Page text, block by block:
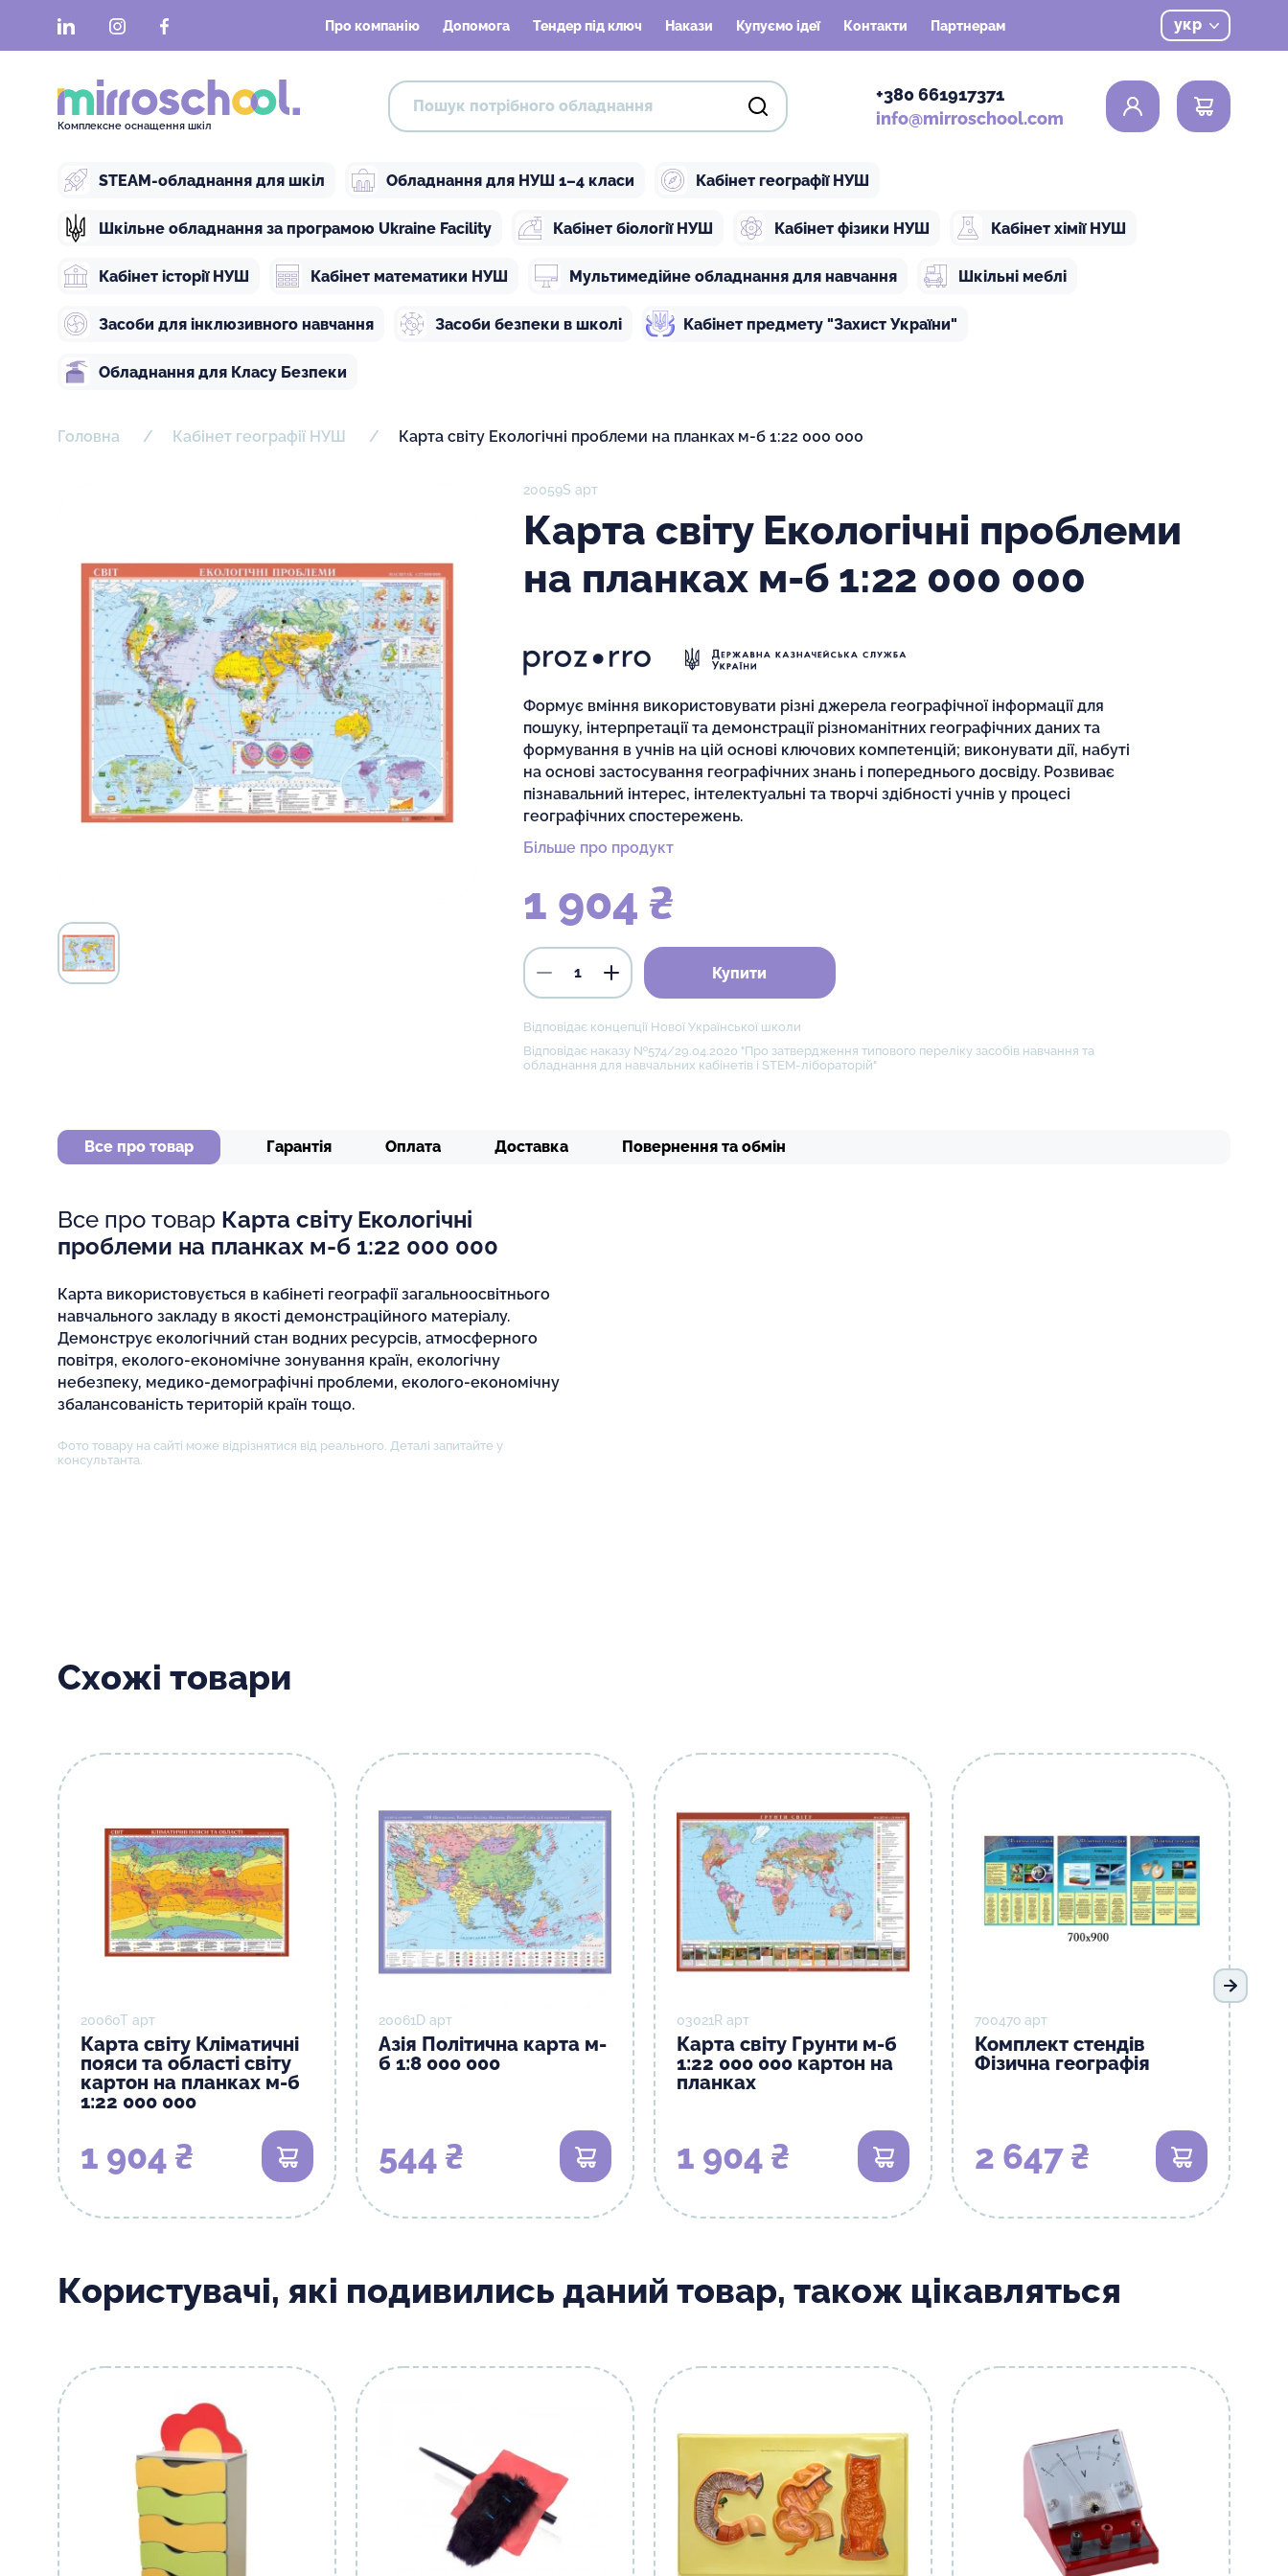
LinkedInInstagramFacebook Про компанію Допомога Тендер під ключ Накази Купуємо ідеї Контакти Партнерам укр
Комплексне оснащення шкіл
+380 661917371
info@mirroschool.com
0
STEAM-обладнання для шкіл Обладнання для НУШ 1–4 класи Кабінет географії НУШ
Шкільне обладнання за програмою Ukraine Facility Кабінет біології НУШ Кабінет фізики НУШ Кабінет хімії НУШ
Кабінет історії НУШ Кабінет математики НУШ Мультимедійне обладнання для навчання Шкільні меблі
Засоби для інклюзивного навчання Засоби безпеки в школі Кабінет предмету "Захист України"
Обладнання для Класу Безпеки
Головна Кабінет географії НУШ Карта світу Екологічні проблеми на планках м-б 1:22 000 000
20059S арт
Карта світу Екологічні проблеми
на планках м-б 1:22 000 000
Формує вміння використовувати різні джерела географічної інформації для
пошуку, інтерпретації та демонстрації різноманітних географічних даних та
формування в учнів на цій основі ключових компетенцій; виконувати дії, набуті
на основі застосування географічних знань і попереднього досвіду. Розвиває
пізнавальний інтерес, інтелектуальні та творчі здібності учнів у процесі
географічних спостережень.
Більше про продукт
1 904 ₴
Купити
Відповідає концепції Нової Української школи
Відповідає наказу №574/29.04.2020 "Про затвердження типового переліку засобів навчання та
обладнання для навчальних кабінетів і STEM-лібораторій"
Все про товар Гарантія Оплата Доставка Повернення та обмін
Все про товар Карта світу Екологічні
проблеми на планках м-б 1:22 000 000
Карта використовується в кабінеті географії загальноосвітнього
навчального закладу в якості демонстраційного матеріалу.
Демонструє екологічний стан водних ресурсів, атмосферного
повітря, еколого-економічне зонування країн, екологічну
небезпеку, медико-демографічні проблеми, еколого-економічну
збалансованість територій країн тощо.
Фото товару на сайті може відрізнятися від реального. Деталі запитайте у
консультанта.
Схожі товари
20060T арт
Карта світу Кліматичні
пояси та області світу
картон на планках м-б
1:22 000 000
1 904 ₴ В кошик
20061D арт
Азія Політична карта м-
б 1:8 000 000
544 ₴ В кошик
03021R арт
Карта світу Грунти м-б
1:22 000 000 картон на
планках
1 904 ₴ В кошик
70047о арт
Комплект стендів
Фізична географія
2 647 ₴ В кошик
Користувачі, які подивились даний товар, також цікавляться